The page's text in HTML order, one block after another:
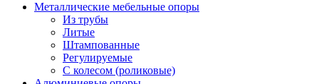
Металлические мебельные опоры
Из трубы
Литые
Штампованные
Регулируемые
С колесом (роликовые)